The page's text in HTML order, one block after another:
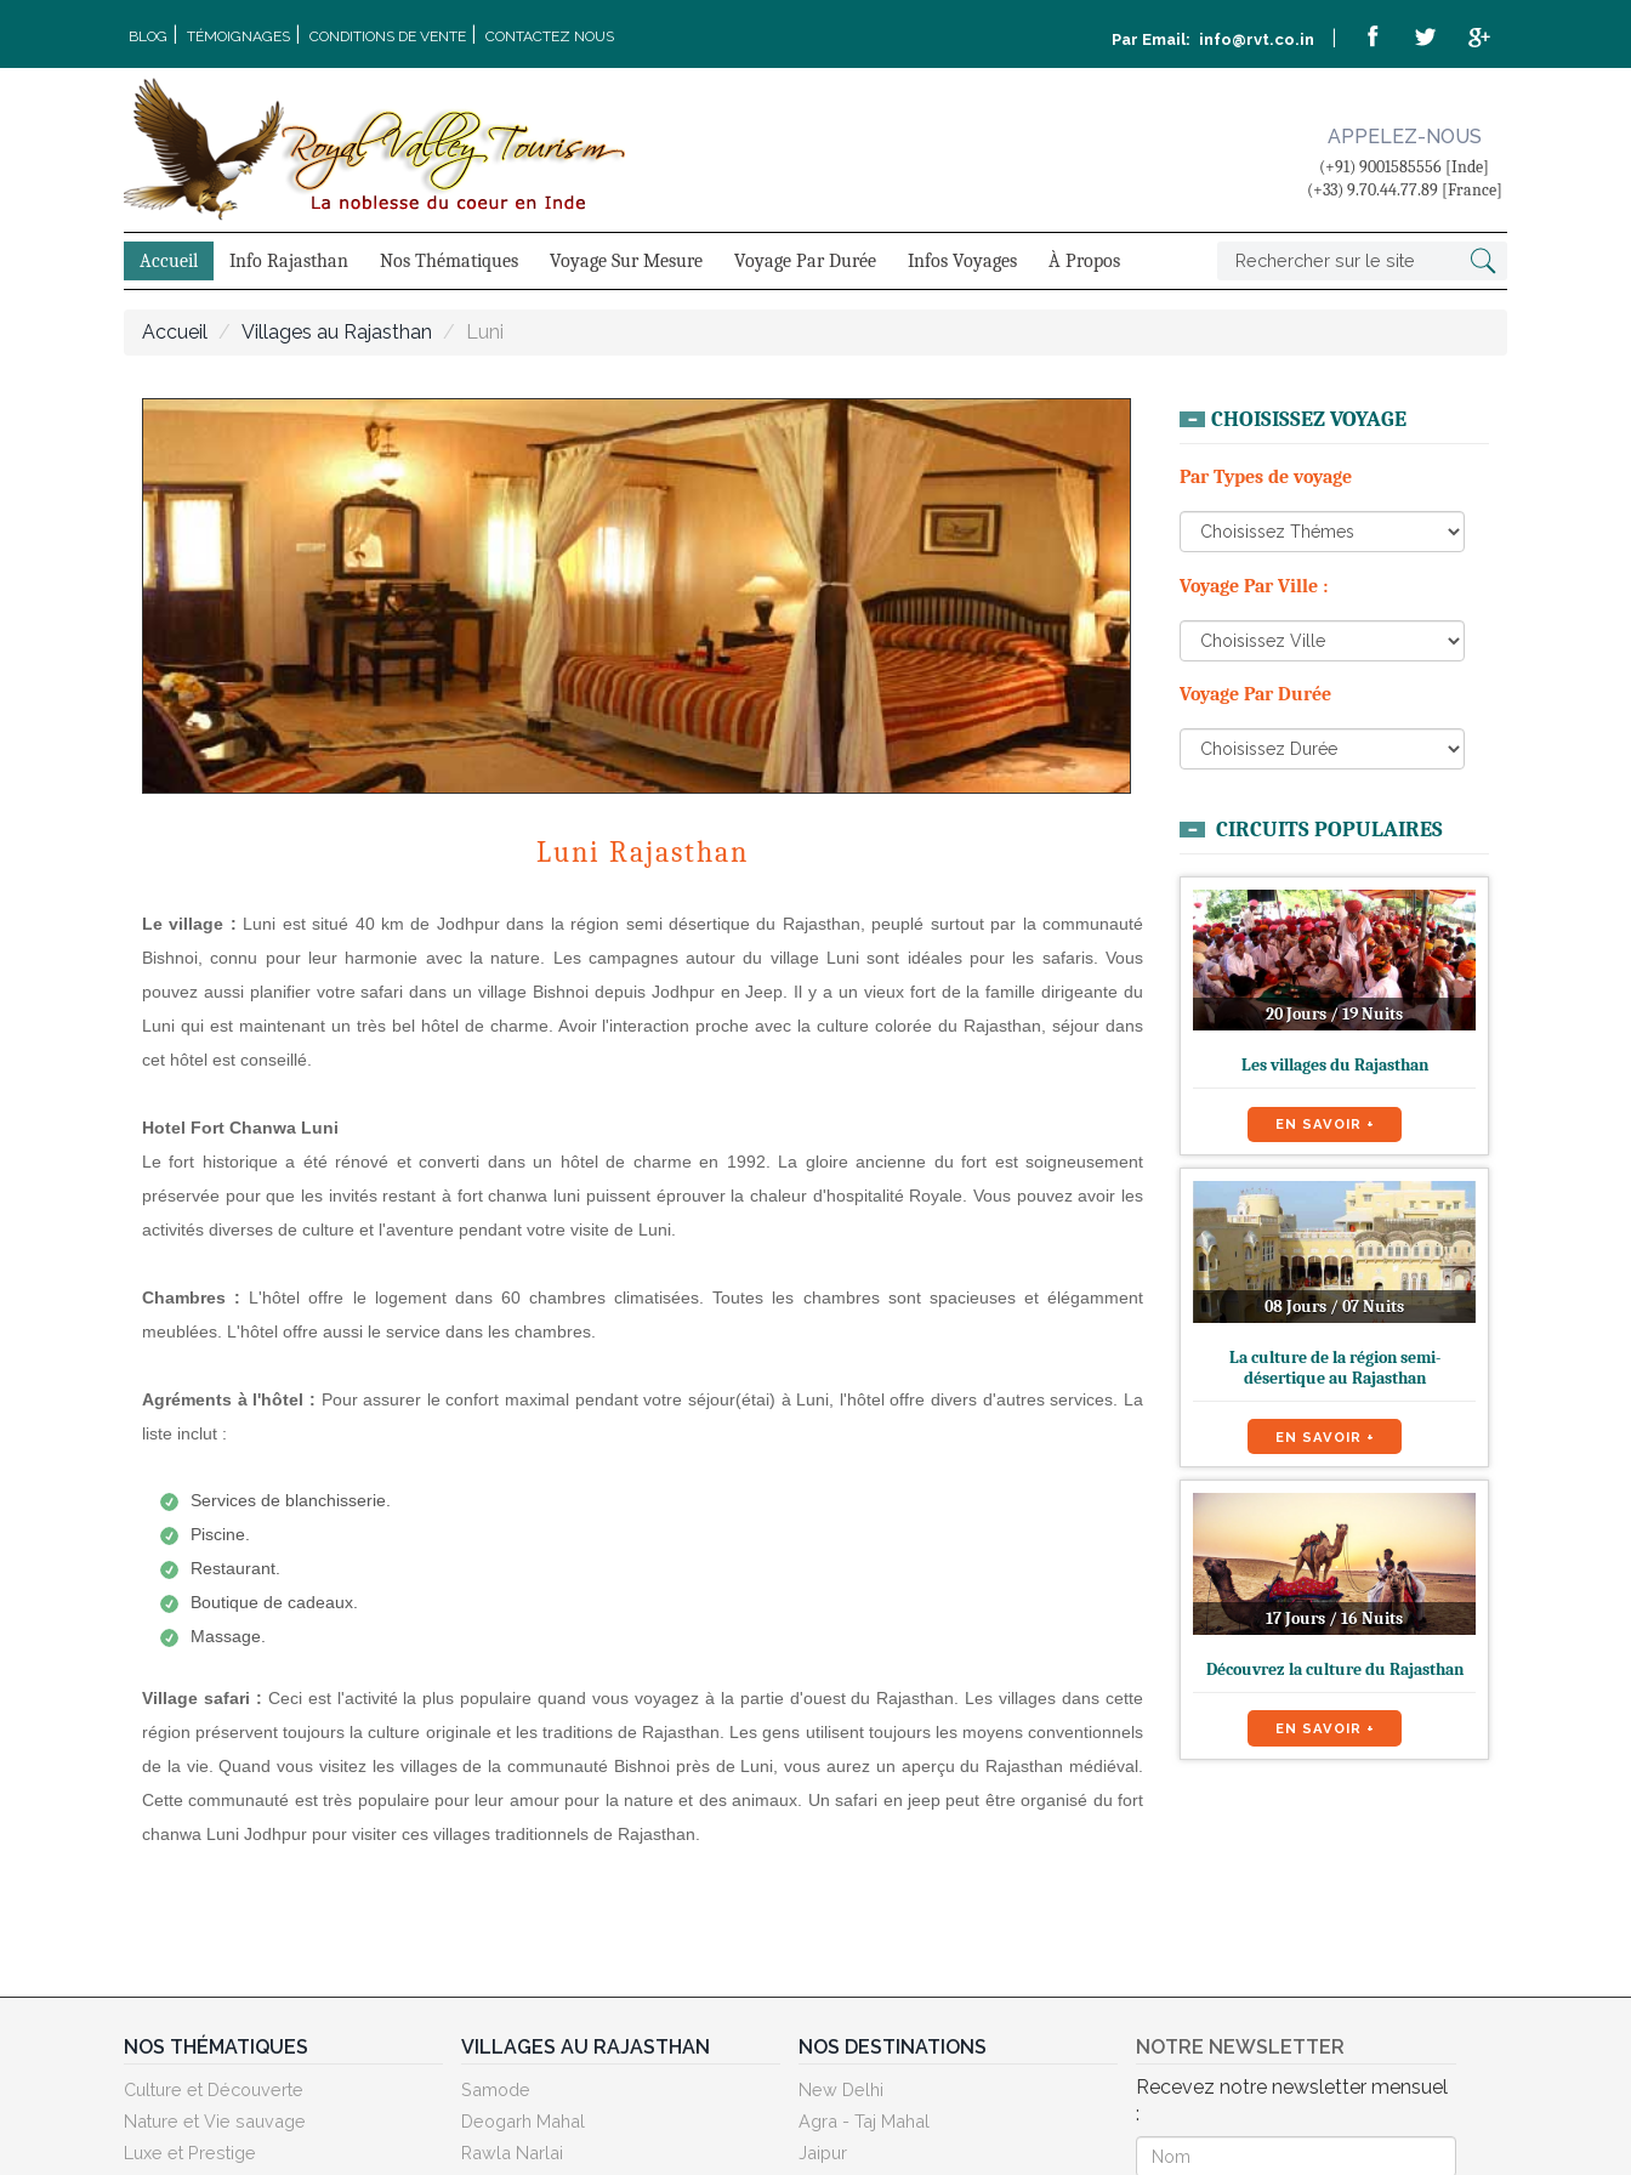
BLOG TÉMOIGNAGES CONDITIONS DE VENTE CONTACTEZ NOUS Par Email: info@rvt.co.in
APPELEZ-NOUS
(+91) 9001585556 [Inde]
(+33) 9.70.44.77.89 [France]
Accueil Info Rajasthan Nos Thématiques Voyage Sur Mesure Voyage Par Durée Infos Voyages À Propos
Accueil Villages au Rajasthan Luni
Luni Rajasthan
Le village : Luni est situé 40 km de Jodhpur dans la région semi désertique du Rajasthan, peuplé surtout par la communauté
Bishnoi, connu pour leur harmonie avec la nature. Les campagnes autour du village Luni sont idéales pour les safaris. Vous
pouvez aussi planifier votre safari dans un village Bishnoi depuis Jodhpur en Jeep. Il y a un vieux fort de la famille dirigeante du
Luni qui est maintenant un très bel hôtel de charme. Avoir l'interaction proche avec la culture colorée du Rajasthan, séjour dans
cet hôtel est conseillé.
Hotel Fort Chanwa Luni
Le fort historique a été rénové et converti dans un hôtel de charme en 1992. La gloire ancienne du fort est soigneusement
préservée pour que les invités restant à fort chanwa luni puissent éprouver la chaleur d'hospitalité Royale. Vous pouvez avoir les
activités diverses de culture et l'aventure pendant votre visite de Luni.
Chambres : L'hôtel offre le logement dans 60 chambres climatisées. Toutes les chambres sont spacieuses et élégamment
meublées. L'hôtel offre aussi le service dans les chambres.
Agréments à l'hôtel : Pour assurer le confort maximal pendant votre séjour(étai) à Luni, l'hôtel offre divers d'autres services. La
liste inclut :
Services de blanchisserie.
Piscine.
Restaurant.
Boutique de cadeaux.
Massage.
Village safari : Ceci est l'activité la plus populaire quand vous voyagez à la partie d'ouest du Rajasthan. Les villages dans cette
région préservent toujours la culture originale et les traditions de Rajasthan. Les gens utilisent toujours les moyens conventionnels
de la vie. Quand vous visitez les villages de la communauté Bishnoi près de Luni, vous aurez un aperçu du Rajasthan médiéval.
Cette communauté est très populaire pour leur amour pour la nature et des animaux. Un safari en jeep peut être organisé du fort
chanwa Luni Jodhpur pour visiter ces villages traditionnels de Rajasthan.
CHOISISSEZ VOYAGE
Par Types de voyage
Voyage Par Ville :
Voyage Par Durée
CIRCUITS POPULAIRES
20 Jours / 19 Nuits
Les villages du Rajasthan
EN SAVOIR +
08 Jours / 07 Nuits
La culture de la région semi-
désertique au Rajasthan
EN SAVOIR +
17 Jours / 16 Nuits
Découvrez la culture du Rajasthan
EN SAVOIR +
NOS THÉMATIQUES
Culture et Découverte
Nature et Vie sauvage
Luxe et Prestige
VILLAGES AU RAJASTHAN
Samode
Deogarh Mahal
Rawla Narlai
NOS DESTINATIONS
New Delhi
Agra - Taj Mahal
Jaipur
NOTRE NEWSLETTER
Recevez notre newsletter mensuel
: